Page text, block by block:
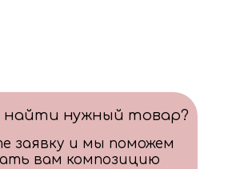
найти нужный товар?
заявку и мы поможем
вам композицию